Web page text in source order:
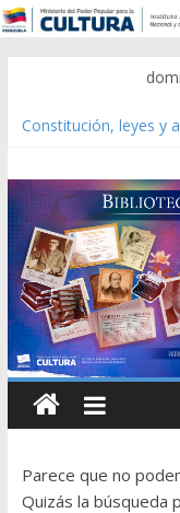
Constitución, leyes y
Modesta Bor
Gaceta Oficial de la
Caracas 09 de marzo
Catálogo temático
Parece que no
Quizás la búsqueda